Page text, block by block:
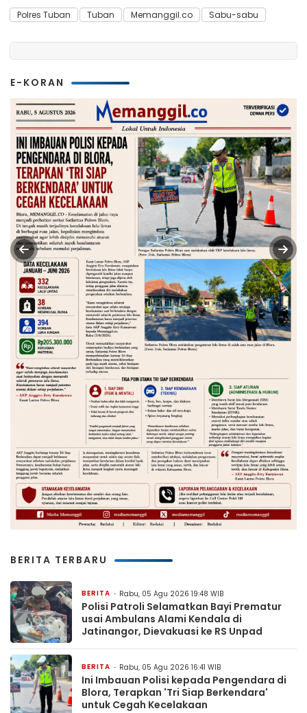
Polres Tuban Tuban Memanggil.co Sabu-sabu
E-KORAN
BERITA TERBARU
BERITA Rabu, 05 Agu 2026 19:48 WIB
Polisi Patroli Selamatkan Bayi Prematur
usai Ambulans Alami Kendala di
Jatinangor, Dievakuasi ke RS Unpad
BERITA Rabu, 05 Agu 2026 16:41 WIB
Ini Imbauan Polisi kepada Pengendara di
Blora, Terapkan 'Tri Siap Berkendara'
untuk Cegah Kecelakaan